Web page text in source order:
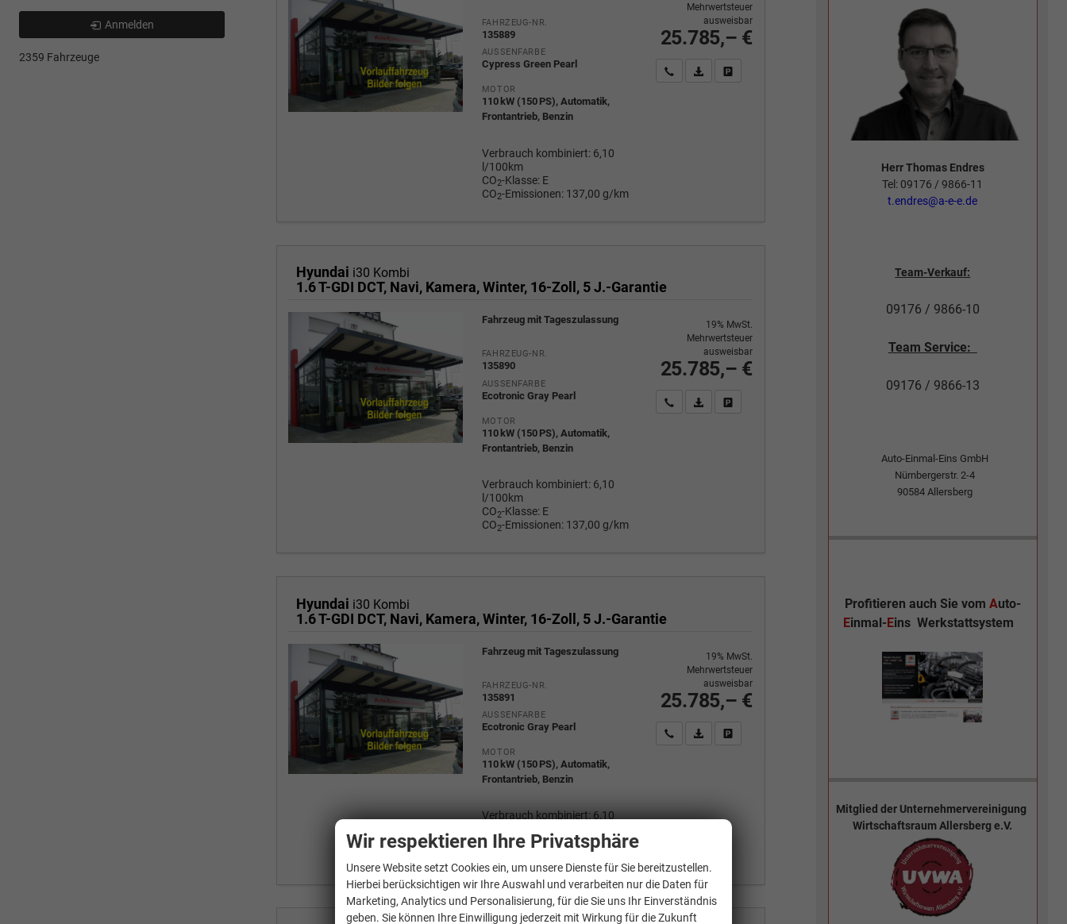
FAHRZEUG-NR.
135889
AUSSENFARBE
Cypress Green Pearl
MOTOR
110 kW (150 PS), Automatik,
Frontantrieb, Benzin
Verbrauch kombiniert: 6,10
l/100km
CO2-Klasse: E
CO2-Emissionen: 137,00 g/km
25.785,– €
Mehrwertsteuer
ausweisbar
Wir rufen Sie anPDF-Fahrzeugexposé drucken
Fahrzeug drucken, parken oder vergleichen
Hyundai i30 Kombi
1.6 T-GDI DCT, Navi, Kamera, Winter, 16-Zoll, 5 J.-Garantie
Fahrzeug mit Tageszulassung
FAHRZEUG-NR.
135890
AUSSENFARBE
Ecotronic Gray Pearl
MOTOR
110 kW (150 PS), Automatik,
Frontantrieb, Benzin
Verbrauch kombiniert: 6,10
l/100km
CO2-Klasse: E
CO2-Emissionen: 137,00 g/km
25.785,– €
19% MwSt.
Mehrwertsteuer
ausweisbar
Wir rufen Sie anPDF-Fahrzeugexposé drucken
Hyundai i30 Kombi
1.6 T-GDI DCT, Navi, Kamera, Winter, 16-Zoll, 5 J.-Garantie
Fahrzeug mit Tageszulassung
FAHRZEUG-NR.
135891
AUSSENFARBE
Ecotronic Gray Pearl
MOTOR
110 kW (150 PS), Automatik,
Frontantrieb, Benzin
Verbrauch kombiniert: 6,10
CO
2-Klasse:E
137,00 g/km
25.785,– €
19% MwSt.
Mehrwertsteuer
ausweisbar
Wir rufen Sie anPDF-Fahrzeugexposé drucken
Anmelden
2359 Fahrzeuge
Herr Thomas Endres
Tel: 09176 / 9866-11
t.endres@a-e-e.de
Team-Verkauf:
09176 / 9866-10
Team Service:
09176 / 9866-13
Auto-Einmal-Eins GmbH
Nürnbergerstr. 2-4
90584 Allersberg
Profitieren auch Sie vom Auto-
Einmal- Eins Werkstattsystem
Mitglied der Unternehmervereinigung
Wirtschaftsraum Allersberg e.V.
Wir respektieren Ihre Privatsphäre
Unsere Website setzt Cookies ein, um unsere Dienste für Sie bereitzustellen.
Hierbei berücksichtigen wir Ihre Auswahl und verarbeiten nur die Daten für
Marketing, Analytics und Personalisierung, für die Sie uns Ihr Einverständnis
geben. Sie können Ihre Einwilligung jederzeit mit Wirkung für die Zukunft